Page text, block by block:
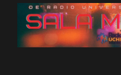
Sala Master